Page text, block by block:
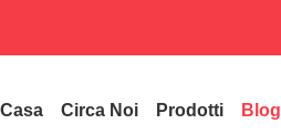
Casa Circa Noi Prodotti Blog